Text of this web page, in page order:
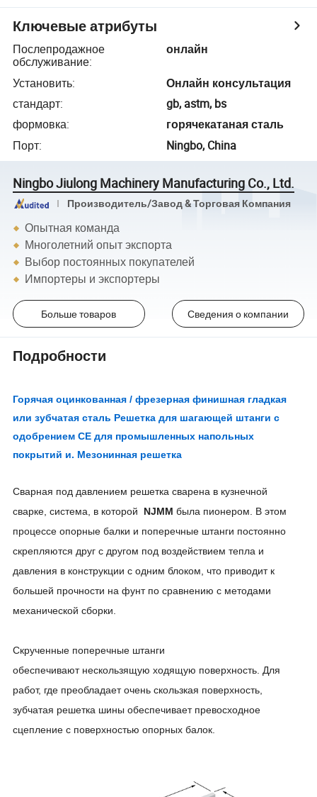
Ключевые атрибуты
Послепродажное
обслуживание:
онлайн
Установить:
Онлайн консультация
стандарт:
gb, astm, bs
формовка:
горячекатаная сталь
Порт: Ningbo, China
Ningbo Jiulong Machinery Manufacturing Co., Ltd.
Производитель/Завод & Торговая Компания
Опытная команда
Многолетний опыт экспорта
Выбор постоянных покупателей
Импортеры и экспортеры
Больше товаров Сведения о компании
Подробности
Горячая оцинкованная / фрезерная финишная гладкая
или зубчатая сталь Решетка для шагающей штанги с
одобрением CE для промышленных напольных
покрытий и. Мезонинная решетка
Сварная под давлением решетка сварена в кузнечной
сварке, система, в которой
NJMM была пионером. В этом
процессе опорные балки и поперечные штанги постоянно
скрепляются друг с другом под воздействием тепла и
давления в конструкции с одним блоком, что приводит к
большей прочности на фунт по сравнению с методами
механической сборки.
Скрученные поперечные штанги
обеспечивают нескользящую ходящую поверхность. Для
работ, где преобладает очень скользкая поверхность,
зубчатая решетка шины обеспечивает превосходное
сцепление с поверхностью опорных балок.